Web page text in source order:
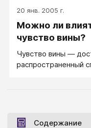
20 янв. 2005 г.
Можно ли
чувство вины?
Чувство вины —
распространенный
Содержание